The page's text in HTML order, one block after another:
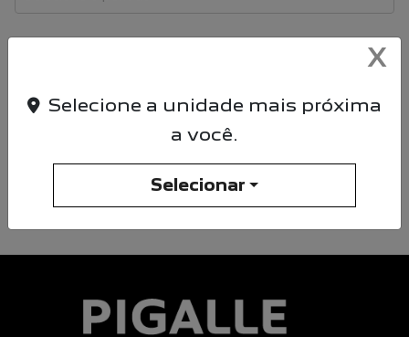
Continuar
X
Selecione a unidade mais próxima
a você.
Selecionar